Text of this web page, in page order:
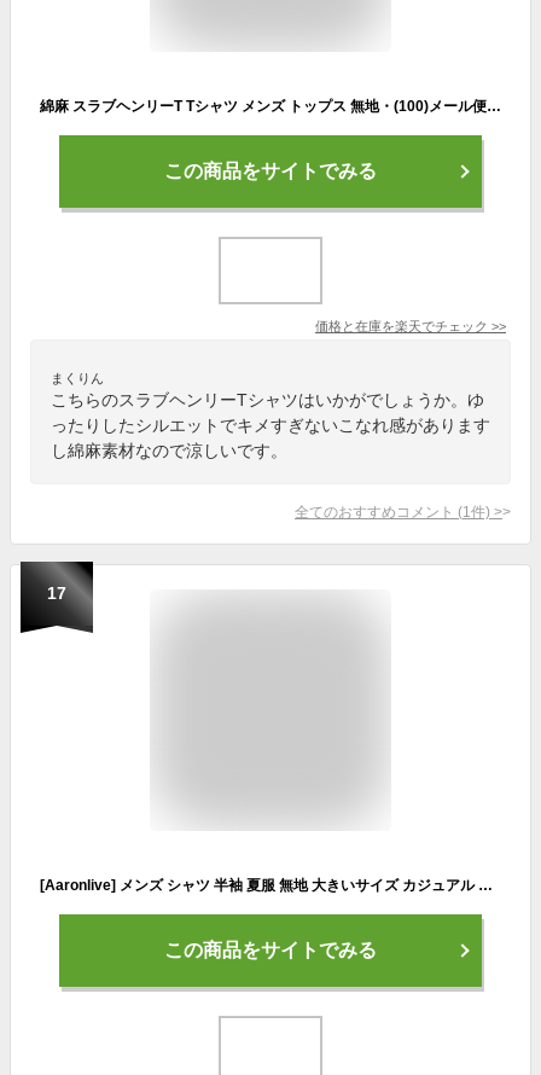
綿麻 スラブヘンリーT Tシャツ メンズ トップス 無地・(100)メール便可【Z】【237B】
この商品をサイトでみる
価格と在庫を楽天でチェック >>
まくりん
こちらのスラブヘンリーTシャツはいかがでしょうか。ゆ
ったりしたシルエットでキメすぎないこなれ感があります
し綿麻素材なので涼しいです。
全てのおすすめコメント (1 件) >
17
[Aaronlive] メンズ シャツ 半袖 夏服 無地 大きいサイズ カジュアル オシャレ おしゃれ ゆったり シンプル 軽い 柔らかい 人気 服 シャツ メンズ gray 3XL
この商品をサイトでみる